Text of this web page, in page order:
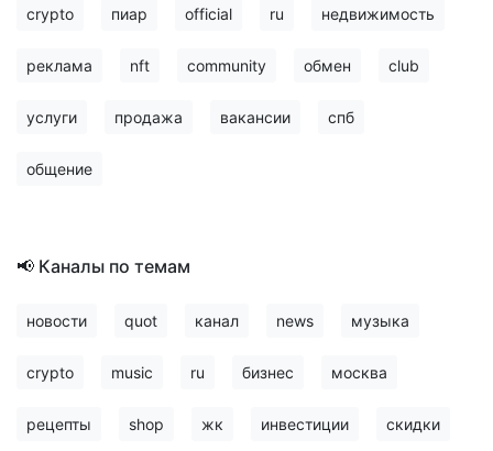
crypto пиар official ru недвижимость
реклама nft community обмен club
услуги продажа вакансии спб
общение
📢 Каналы по темам
новости quot канал news музыка
crypto music ru бизнес москва
рецепты shop жк инвестиции скидки